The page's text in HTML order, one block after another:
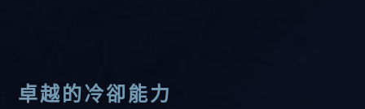
卓越的冷卻能力